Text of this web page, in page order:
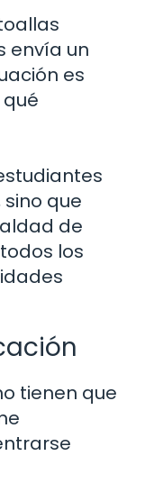
envía un
es
que
de
los
tienen que